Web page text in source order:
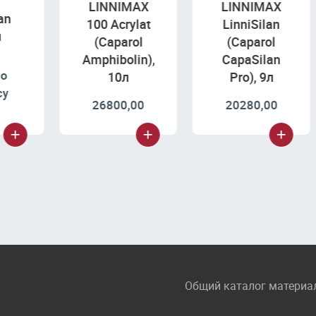
LINNIMAX
100 Acrylat
(Caparol
Amphibolin),
26800,00
LINNIMAX
LinniSilan
(Caparol
CapaSilan
Pro), 9л
20280,00
Общий каталог